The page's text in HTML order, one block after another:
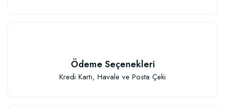
Ödeme Seçenekleri
Kredi Kartı, Havale ve Posta Çeki